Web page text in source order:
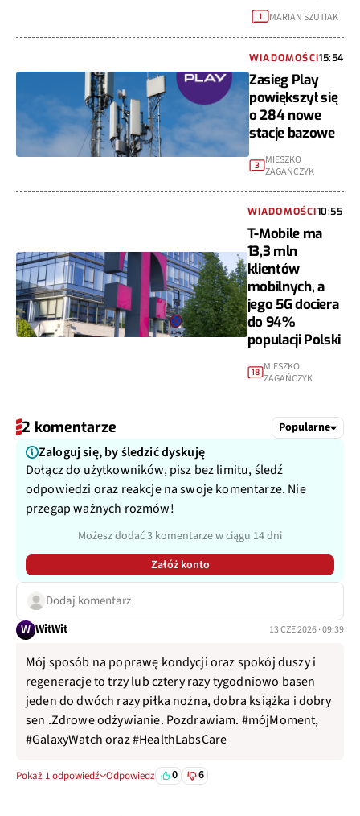
1 MARIAN SZUTIAK
WIADOMOŚCI15:54
Zasięg Play
powiększył się
o 284 nowe
stacje bazowe
3
MIESZKO
ZAGAŃCZYK
WIADOMOŚCI10:55
T-Mobile ma
13,3 mln
klientów
mobilnych, a
jego 5G dociera
do 94%
populacji Polski
18 MIESZKO
ZAGAŃCZYK
2 komentarze Popularne
Zaloguj się, by śledzić dyskuję
Dołącz do użytkowników, pisz bez limitu, śledź
odpowiedzi oraz reakcje na swoje komentarze. Nie
przegap ważnych rozmów!
Możesz dodać 3 komentarze w ciągu 14 dni
Załóż konto
Dodaj komentarz
W WitWit 13 CZE 2026 · 09:39
Mój sposób na poprawę kondycji oraz spokój duszy i
regeneracje to trzy lub cztery razy tygodniowo basen
jeden do dwóch razy piłka nożna, dobra książka i dobry
sen .Zdrowe odżywianie. Pozdrawiam. #mójMoment,
#GalaxyWatch oraz #HealthLabsCare
Pokaż 1 odpowiedź Odpowiedz 0 6